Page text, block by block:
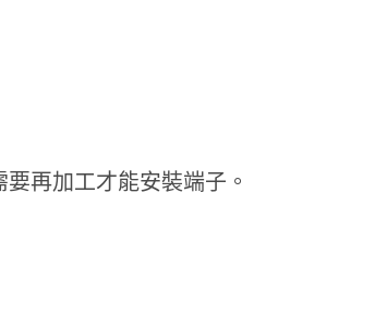
再加工才能安裝端子。